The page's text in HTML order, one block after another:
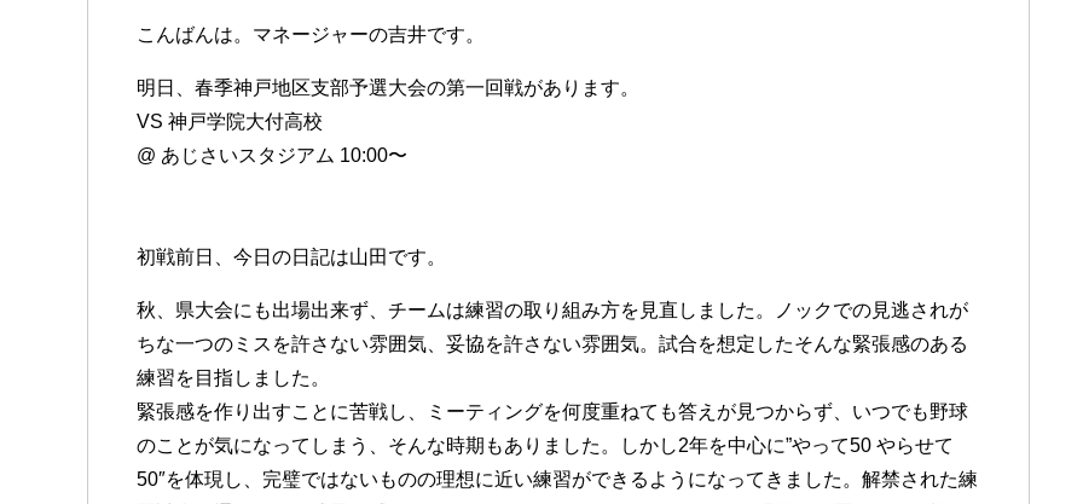
こんばんは。マネージャーの吉井です。
明日、春季神戸地区支部予選大会の第一回戦があります。
VS 神戸学院大付高校
@ あじさいスタジアム 10:00〜
初戦前日、今日の日記は山田です。
秋、県大会にも出場出来ず、チームは練習の取り組み方を見直しました。ノックでの見逃されが
ちな一つのミスを許さない雰囲気、妥協を許さない雰囲気。試合を想定したそんな緊張感のある
練習を目指しました。
緊張感を作り出すことに苦戦し、ミーティングを何度重ねても答えが見つからず、いつでも野球
のことが気になってしまう、そんな時期もありました。しかし2年を中心に”やって50 やらせて
50″を体現し、完璧ではないものの理想に近い練習ができるようになってきました。解禁された練